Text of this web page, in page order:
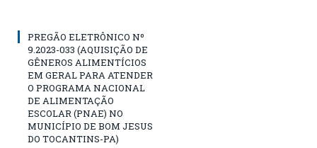
PREGÃO ELETRÔNICO Nº
9.2023-033 (AQUISIÇÃO DE
GÊNEROS ALIMENTÍCIOS
EM GERAL PARA ATENDER
O PROGRAMA NACIONAL
DE ALIMENTAÇÃO
ESCOLAR (PNAE) NO
MUNICÍPIO DE BOM JESUS
DO TOCANTINS-PA)